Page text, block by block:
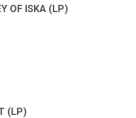
OF ISKA (LP)
(LP)